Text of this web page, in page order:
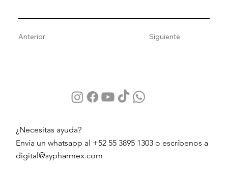
Anterior Siguiente
¿Necesitas ayuda?
Envía un whatsapp al +52 55 3895 1303 o escríbenos a
digital@sypharmex.com